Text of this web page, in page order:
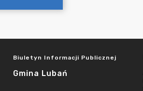
Biuletyn Informacji Publicznej
Gmina Lubań